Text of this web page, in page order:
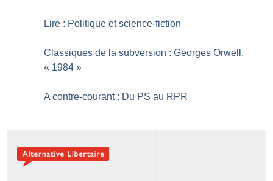
Lire : Politique et science-fiction
Classiques de la subversion : Georges Orwell,
« 1984 »
A contre-courant : Du PS au RPR